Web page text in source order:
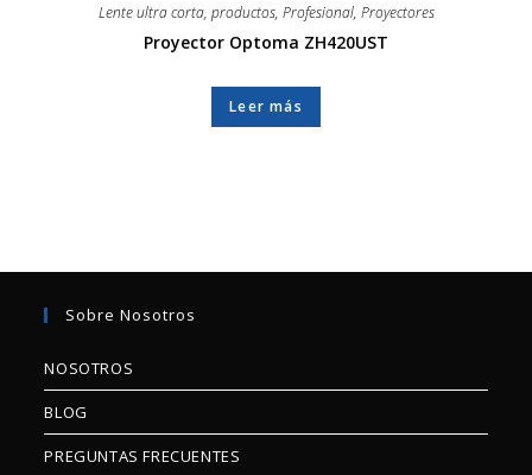
Lente ultra corta, productos, Profesional, Proyectores
Proyector Optoma ZH420UST
Leer más
Sobre Nosotros
NOSOTROS
BLOG
PREGUNTAS FRECUENTES